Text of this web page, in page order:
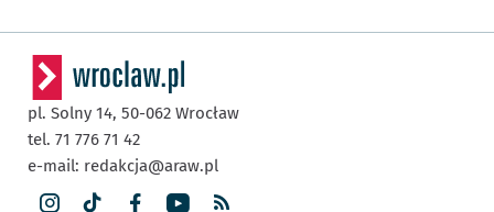
pl. Solny 14, 50-062 Wrocław
tel. 71 776 71 42
e-mail: redakcja@araw.pl